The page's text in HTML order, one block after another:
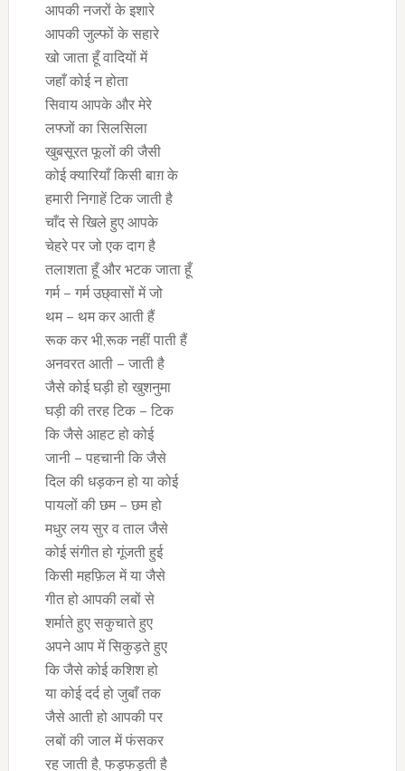
आपकी नजरों के इशारे
आपकी जुल्फों के सहारे
खो जाता हूँ वादियों में
जहाँ कोई न होता
सिवाय आपके और मेरे
लफ्जों का सिलसिला
खुबसूरत फूलों की जैसी
कोई क्यारियाँ किसी बाग़ के
हमारी निगाहें टिक जाती है
चाँद से खिले हुए आपके
चेहरे पर जो एक दाग है
तलाशता हूँ और भटक जाता हूँ
गर्म – गर्म उछ्वासों में जो
थम – थम कर आती हैं
रूक कर भी,रूक नहीं पाती हैं
अनवरत आती – जाती है
जैसे कोई घड़ी हो खुशनुमा
घड़ी की तरह टिक – टिक
कि जैसे आहट हो कोई
जानी – पहचानी कि जैसे
दिल की धड़कन हो या कोई
पायलों की छम – छम हो
मधुर लय सुर व ताल जैसे
कोई संगीत हो गूंजती हुई
किसी महफ़िल में या जैसे
गीत हो आपकी लबों से
शर्माते हुए सकुचाते हुए
अपने आप में सिकुड़ते हुए
कि जैसे कोई कशिश हो
या कोई दर्द हो जुबाँ तक
जैसे आती हो आपकी पर
लबों की जाल में फंसकर
रह जाती है, फड़फड़ती है